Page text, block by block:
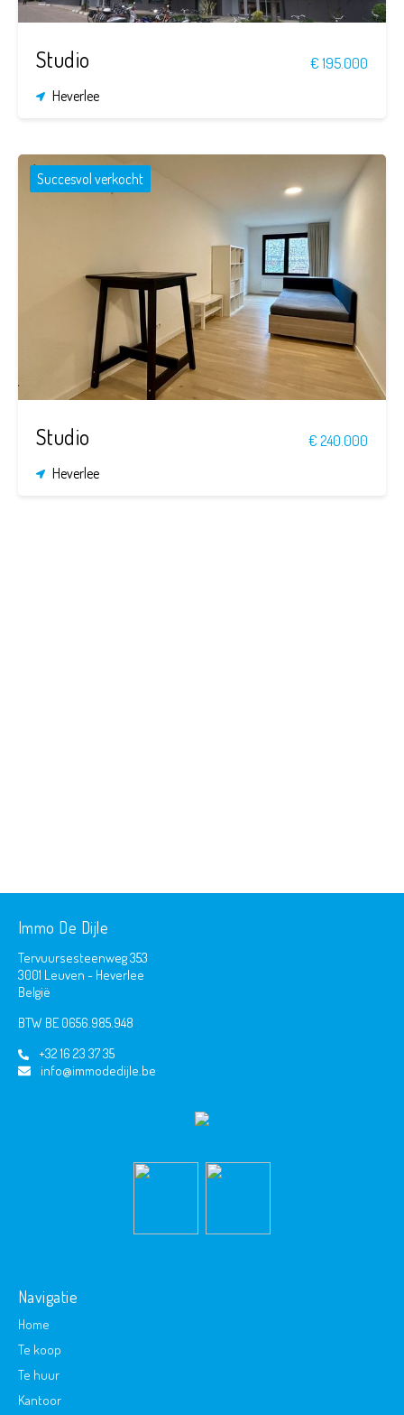
Studio
€ 195.000
Heverlee
Succesvol verkocht
1
28,7 m²
Studio
€ 240.000
Heverlee
Immo De Dijle
Tervuursesteenweg 353
3001 Leuven - Heverlee
België
BTW BE 0656.985.948
+32 16 23 37 35
info@immodedijle.be
Navigatie
Home
Te koop
Te huur
Kantoor